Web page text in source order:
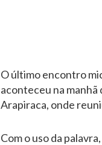
O último encontro
aconteceu na manhã
Arapiraca, onde
Com o uso da